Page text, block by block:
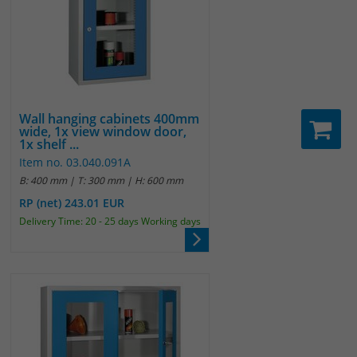
Wall hanging cabinets 400mm
wide, 1x view window door,
1x shelf ...
Item no. 03.040.091A
B: 400 mm | T: 300 mm | H: 600 mm
RP (net) 243.01 EUR
Delivery Time: 20 - 25 days Working days